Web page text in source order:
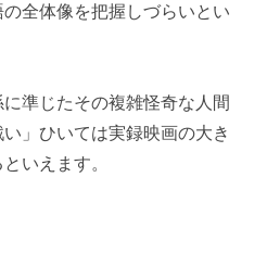
全体像を把握しづらいとい
準じたその複雑怪奇な人間
」ひいては実録映画の大き
いえます。